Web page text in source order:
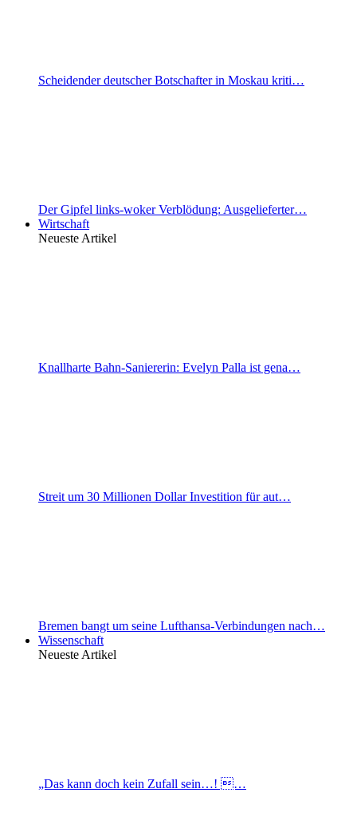
Scheidender deutscher Botschafter in Moskau kriti…
Der Gipfel links-woker Verblödung: Ausgelieferter…
Wirtschaft
Neueste Artikel
Knallharte Bahn-Saniererin: Evelyn Palla ist gena…
Streit um 30 Millionen Dollar Investition für aut…
Bremen bangt um seine Lufthansa-Verbindungen nach…
Wissenschaft
Neueste Artikel
„Das kann doch kein Zufall sein…! …